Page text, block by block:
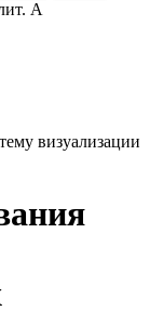
А
визуализации